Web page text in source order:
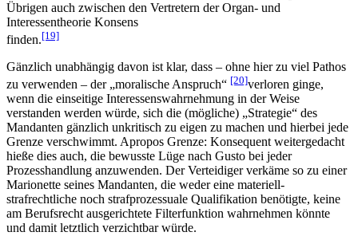
Übrigen auch zwischen den Vertretern der Organ- und
Interessentheorie Konsens
finden.[19]
Gänzlich unabhängig davon ist klar, dass – ohne hier zu viel Pathos
zu verwenden – der „moralische Anspruch“ [20]verloren ginge,
wenn die einseitige Interessenswahrnehmung in der Weise
verstanden werden würde, sich die (mögliche) „Strategie“ des
Mandanten gänzlich unkritisch zu eigen zu machen und hierbei jede
Grenze verschwimmt. Apropos Grenze: Konsequent weitergedacht
hieße dies auch, die bewusste Lüge nach Gusto bei jeder
Prozesshandlung anzuwenden. Der Verteidiger verkäme so zu einer
Marionette seines Mandanten, die weder eine materiell-
strafrechtliche noch strafprozessuale Qualifikation benötigte, keine
am Berufsrecht ausgerichtete Filterfunktion wahrnehmen könnte
und damit letztlich verzichtbar würde.